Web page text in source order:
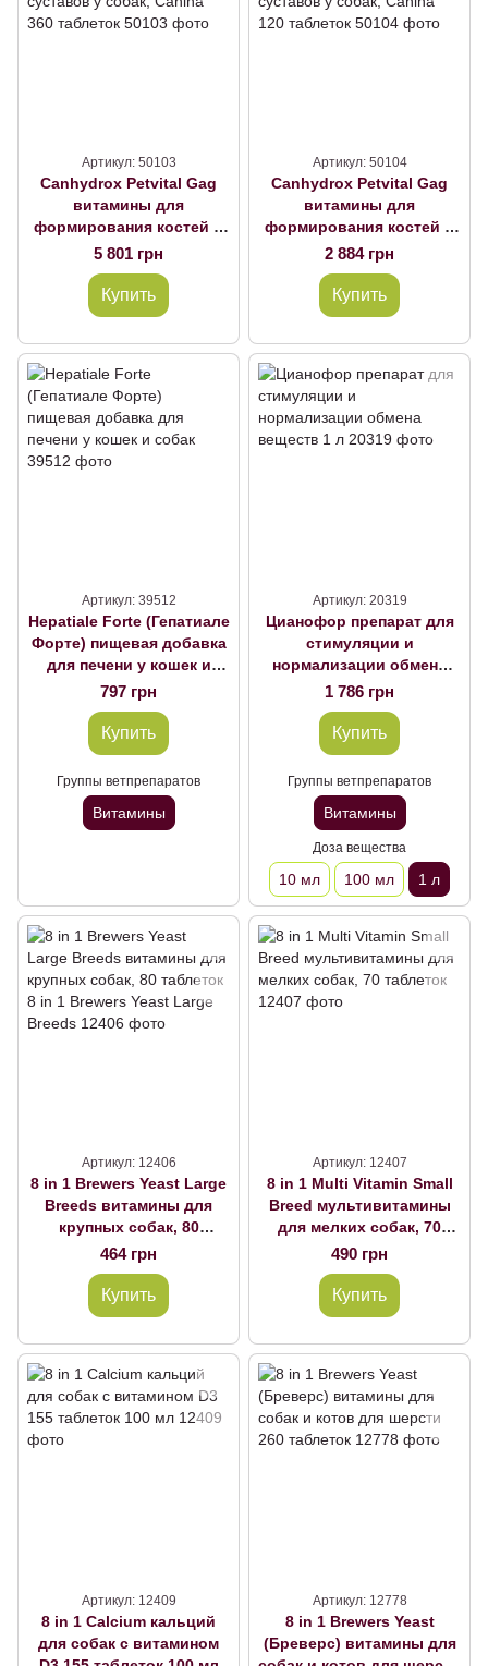
Артикул: 50103
Canhydrox Petvital Gag
витамины для
формирования костей и
суставов у собак, Сanina
360 таблеток
5 801 грн
Купить
Артикул: 50104
Canhydrox Petvital Gag
витамины для
формирования костей и
суставов у собак, Сanina
120 таблеток
2 884 грн
Купить
Артикул: 39512
Hepatiale Forte (Гепатиале
Форте) пищевая добавка
для печени у кошек и
собак
797 грн
Купить
Группы ветпрепаратов
Витамины
Артикул: 20319
Цианофор препарат для
стимуляции и
нормализации обмена
веществ 1 л
1 786 грн
Купить
Группы ветпрепаратов
Витамины
Доза вещества
10 мл 100 мл 1 л
Артикул: 12406
8 in 1 Brewers Yeast Large
Breeds витамины для
крупных собак, 80
таблеток 8 in 1 Brewers
Yeast Large Breeds
464 грн
Купить
Артикул: 12407
8 in 1 Multi Vitamin Small
Breed мультивитамины
для мелких собак, 70
таблеток
490 грн
Купить
Артикул: 12409
8 in 1 Calcium кальций
для собак с витамином
Артикул: 12778
8 in 1 Brewers Yeast
(Бреверс) витамины для